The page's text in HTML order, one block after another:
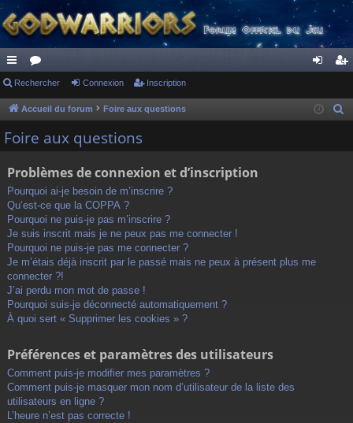
ac
co
ur
s
or
u ne cri
Rechercher Connexion Inscription
Accueil du forum Foire aux questions
Foire aux questions
Problèmes de connexion et d’inscription
Pourquoi ai-je besoin de m’inscrire ?
Qu’est-ce que la COPPA ?
Pourquoi ne puis-je pas m’inscrire ?
Je suis inscrit mais je ne peux pas me connecter !
Pourquoi ne puis-je pas me connecter ?
Je m’étais déjà inscrit par le passé mais ne peux à présent plus me
connecter ?!
J’ai perdu mon mot de passe !
Pourquoi suis-je déconnecté automatiquement ?
À quoi sert « Supprimer les cookies » ?
Préférences et paramètres des utilisateurs
Comment puis-je modifier mes paramètres ?
Comment puis-je masquer mon nom d’utilisateur de la liste des
utilisateurs en ligne ?
L’heure n’est pas correcte !